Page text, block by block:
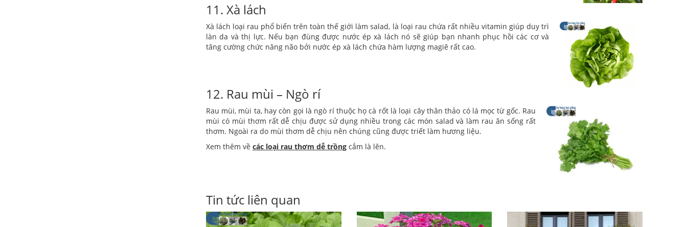
11. Xà lách
Xà lách loại rau phổ biến trên toàn thế giới làm salad, là loại rau chứa rất nhiều vitamin giúp duy trì
làn da và thị lực. Nếu bạn đùng được nước ép xà lách nó sẽ giúp bạn nhanh phục hồi các cơ và
tăng cường chức năng não bởi nước ép xà lách chứa hàm lượng magiê rất cao.
12. Rau mùi – Ngò rí
Rau mùi, mùi ta, hay còn gọi là ngò rí thuộc họ cà rốt là loại cây thân thảo có lá mọc từ gốc. Rau
mùi có mùi thơm rất dễ chịu được sử dụng nhiều trong các món salad và làm rau ăn sống rất
thơm. Ngoài ra do mùi thơm dễ chịu nên chúng cũng được triết làm hương liệu.
Xem thêm về các loại rau thơm dễ trồngcắm là lên.
Tin tức liên quan